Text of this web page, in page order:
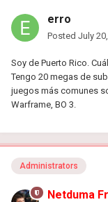
erro
Posted July
Soy de Puerto Rico.
Tengo 20 megas de
juegos más comunes
Warframe, BO 3.
Administrators
Netduma